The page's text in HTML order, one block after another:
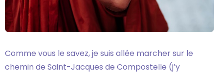
Comme vous le savez, je suis allée marcher sur le
chemin de Saint-Jacques de Compostelle (j’y